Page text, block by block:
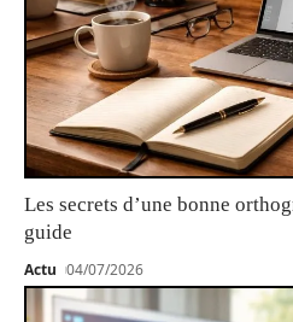
Les secrets d’une bonne
guide
Actu 04/07/2026